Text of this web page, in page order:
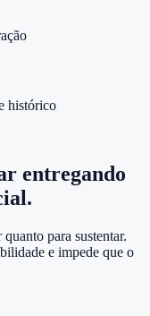
histórico
entregando
para sustentar.
e impede que o